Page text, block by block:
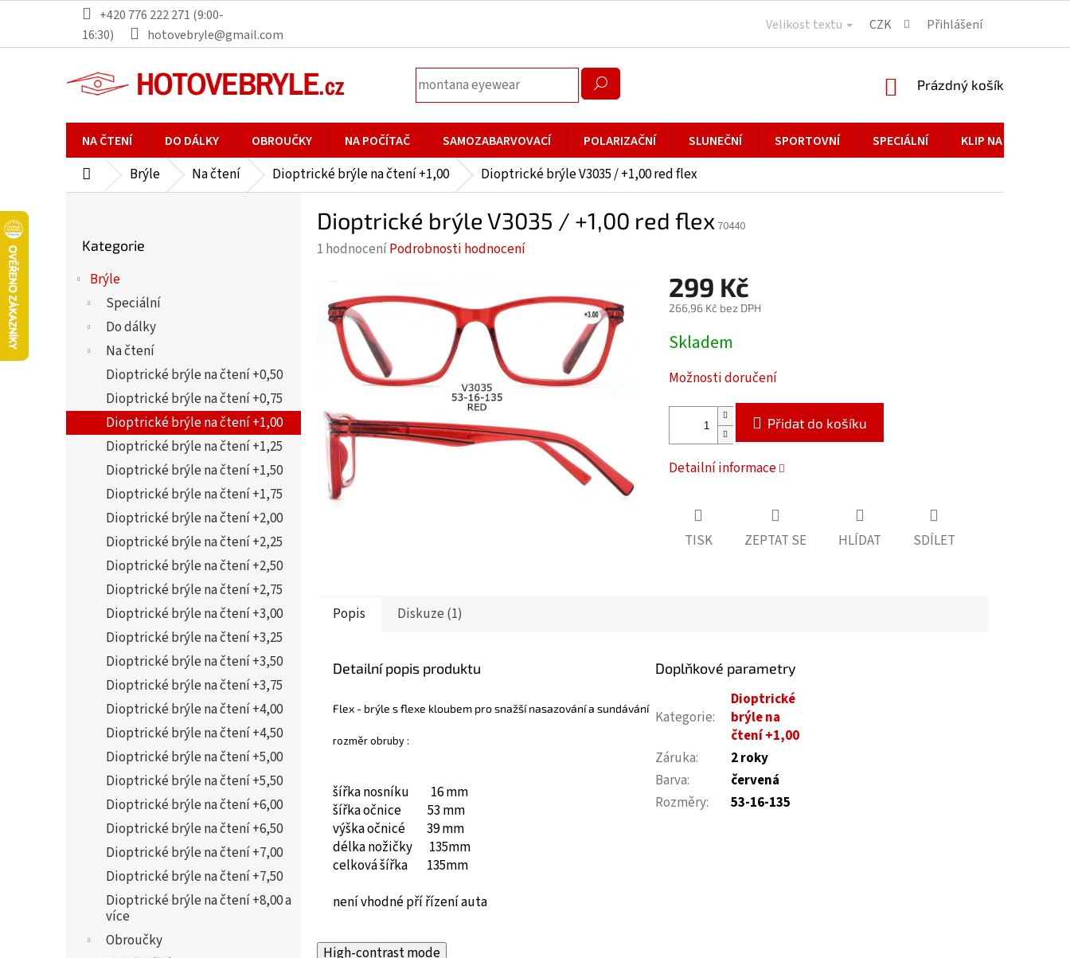
obsah
+420 776 222 271 (9:00-
16:30)
hotovebryle@gmail.com
Velikost textu CZK Přihlášení
NÁKUPNÍ
Prázdný košík
NA ČTENÍ DO DÁLKY OBROUČKY NA POČÍTAČ SAMOZABARVOVACÍ POLARIZAČNÍ SLUNEČNÍ SPORTOVNÍ SPECIÁLNÍ KLIP NA BRÝLE
DomůBrýle Na čtení Dioptrické brýle na čtení +1,00 Dioptrické brýle V3035 / +1,00 red flex
e
kategorie
Kategorie
Brýle
Speciální
Do dálky
Na čtení
Dioptrické brýle na čtení +0,50
Dioptrické brýle na čtení +0,75
Dioptrické brýle na čtení +1,00
Dioptrické brýle na čtení +1,25
Dioptrické brýle na čtení +1,50
Dioptrické brýle na čtení +1,75
Dioptrické brýle na čtení +2,00
Dioptrické brýle na čtení +2,25
Dioptrické brýle na čtení +2,50
Dioptrické brýle na čtení +2,75
Dioptrické brýle na čtení +3,00
Dioptrické brýle na čtení +3,25
Dioptrické brýle na čtení +3,50
Dioptrické brýle na čtení +3,75
Dioptrické brýle na čtení +4,00
Dioptrické brýle na čtení +4,50
Dioptrické brýle na čtení +5,00
Dioptrické brýle na čtení +5,50
Dioptrické brýle na čtení +6,00
Dioptrické brýle na čtení +6,50
Dioptrické brýle na čtení +7,00
Dioptrické brýle na čtení +7,50
Dioptrické brýle na čtení +8,00 a
více
Obroučky
Dioptrické brýle V3035 / +1,00 red flex 70440
Průměrné
produktu
5,0
hvězdiček.
1 hodnoceníPodrobnosti hodnocení
299 Kč
266,96 Kč bez DPH
Měrná
cena:
Skladem
Možnosti doručení
Přidat do košíku
Detailní informace
TISK ZEPTAT SE HLÍDAT SDÍLET
Popis Diskuze (1)
Detailní popis produktu
Flex - brýle s flexe kloubem pro snažší nasazování a sundávání
rozměr obruby :
šířka nosníku 16 mm
šířka očnice 53 mm
výška očnicé 39 mm
délka nožičky 135mm
celková šířka 135mm
není vhodné pří řízení auta
Doplňkové parametry
Kategorie:
Dioptrické
brýle na
čtení +1,00
Záruka:
2 roky
Barva:
červená
Rozměry: 53-16-135
High-contrast mode